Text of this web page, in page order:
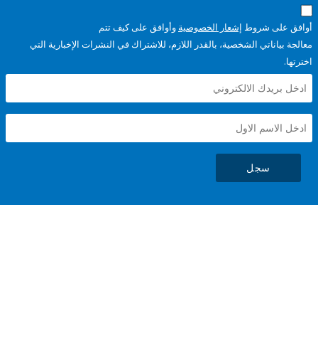
شروطإشعار الخصوصيةوأوافق على كيف تتم
الشخصية، بالقدر اللازم، للاشتراك في النشرات الإخبارية التي